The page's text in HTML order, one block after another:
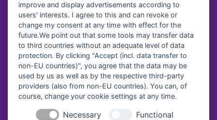
Spendenkonto
Diakonisches Werk Traunstein e.V.
Kreissparkasse Traunstein-Trostberg
IBAN:DE64 7105 2050 0040 7535 92
BIC:BYLADEM1TST
Diakonie Service & Pflege gGmbH
VR Bank Oberbayern Südost eG
improve and display advertisements according to
users' interests. I agree to this and can revoke or
change my consent at any time with effect for the
future.We point out that some tools may transfer data
to third countries without an adequate level of data
protection. By clicking "Accept (incl. data transfer to
non-EU countries)", you agree that the data may be
used by us as well as by the respective third-party
providers (also from non-EU countries). You can, of
course, change your cookie settings at any time.
Necessary
Functional